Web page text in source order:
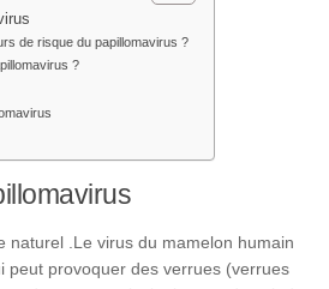
de risque du papillomavirus ?
?
naturel .Le virus du mamelon humain
peut provoquer des verrues (verrues